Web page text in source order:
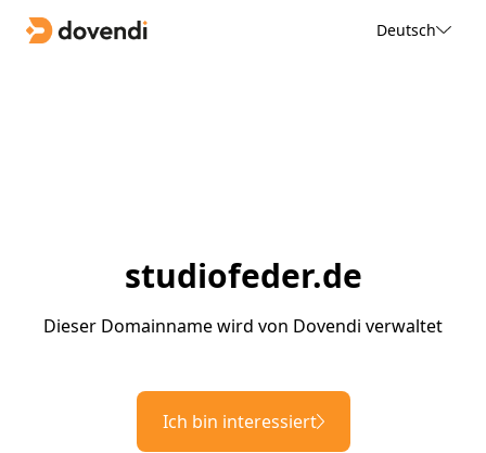
Deutsch
studiofeder.de
Dieser Domainname wird von Dovendi verwaltet
Ich bin interessiert